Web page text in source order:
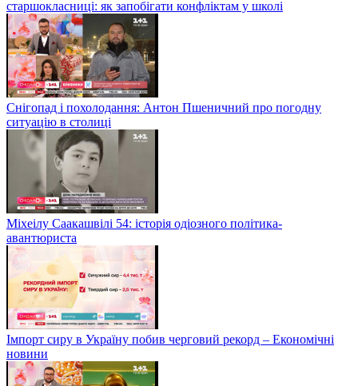
старшокласниці: як запобігати конфліктам у школі
Снігопад і похолодання: Антон Пшеничний про погодну
ситуацію в столиці
Міхеілу Саакашвілі 54: історія одіозного політика-
авантюриста
Імпорт сиру в Україну побив черговий рекорд – Економічні
новини